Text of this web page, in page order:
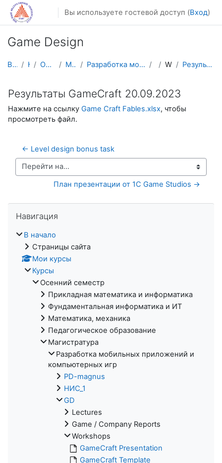
Перейти к основному содержанию
Вы используете гостевой доступ (Вход)
Game Design
В начало Курсы Осенний семестр Магистратура Разработка мобильных приложений и компьютерных игр GD Workshops Результаты GameCraft 20.09.2023
Результаты GameCraft 20.09.2023
Нажмите на ссылку Game Craft Fables.xlsx, чтобы
просмотреть файл.
← Level design bonus task
Перейти на...
План презентации от 1С Game Studios →
Навигация
В начало
Страницы сайта
Мои курсы
Курсы
Осенний семестр
Прикладная математика и информатика
Фундаментальная информатика и ИТ
Математика, механика
Педагогическое образование
Магистратура
Разработка мобильных приложений и
компьютерных игр
PD-magnus
НИС_1
GD
Lectures
Game / Company Reports
Workshops
GameCraft Presentation
GameCraft Template